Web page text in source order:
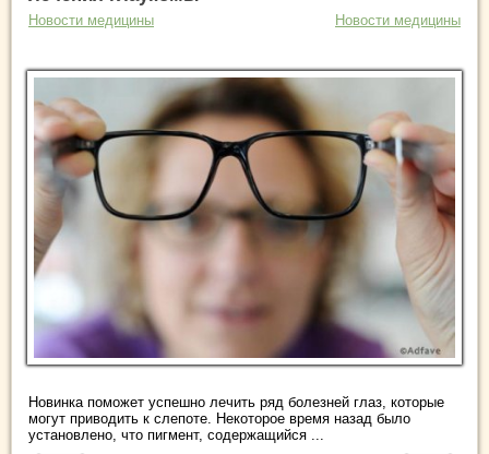
Новости медицины Новости медицины
Новинка поможет успешно лечить ряд болезней глаз, которые
могут приводить к слепоте. Некоторое время назад было
установлено, что пигмент, содержащийся ...